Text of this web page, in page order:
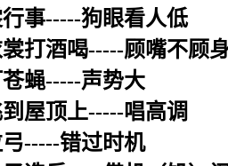
事-----狗眼看人低
打酒喝-----顾嘴不顾
蝇-----声势大
屋顶上-----唱高调
-----错过时机